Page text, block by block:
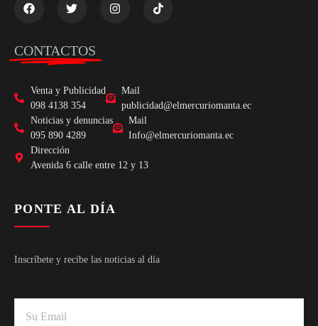
CONTACTOS
Venta y Publicidad
098 4138 354
Mail
publicidad@elmercuriomanta.ec
Noticias y denuncias
095 890 4289
Mail
Info@elmercuriomanta.ec
Dirección
Avenida 6 calle entre 12 y 13
PONTE AL DÍA
Inscríbete y recibe las noticias al día